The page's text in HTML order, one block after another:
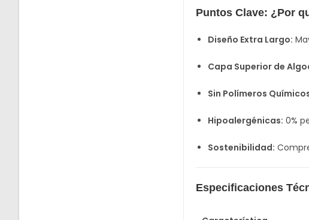
Puntos Clave: ¿Por
Diseño Extra Largo:
Capa Superior de
Sin Polímeros
Hipoalergénicas: 0%
Sostenibilidad:
Especificaciones